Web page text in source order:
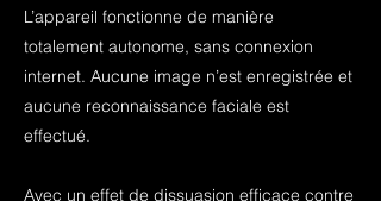
L’appareil fonctionne de manière
totalement autonome, sans connexion
internet. Aucune image n’est enregistrée et
aucune reconnaissance faciale est
effectué.
Avec un effet de dissuasion efficace contre